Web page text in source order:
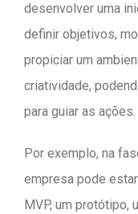
desenvolver uma
definir objetivos,
propiciar um
criatividade,
para guiar as ações.
Por exemplo, na
empresa pode
MVP, um protótipo,